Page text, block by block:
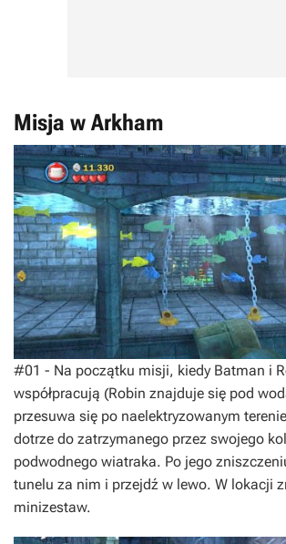
Misja w Arkham
#01 - Na początku misji, kiedy Batman i
współpracują (Robin znajduje się pod
przesuwa się po naelektryzowanym
dotrze do zatrzymanego przez swojego
podwodnego wiatraka. Po jego
tunelu za nim i przejdź w lewo. W lokacji
minizestaw.